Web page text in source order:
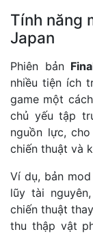
Tính năng
Japan
Phiên bản
nhiều tiện ích
game một
chủ yếu tập
nguồn lực,
chiến thuật và
Ví dụ, bản
lũy tài
chiến thuật
thu thập vật